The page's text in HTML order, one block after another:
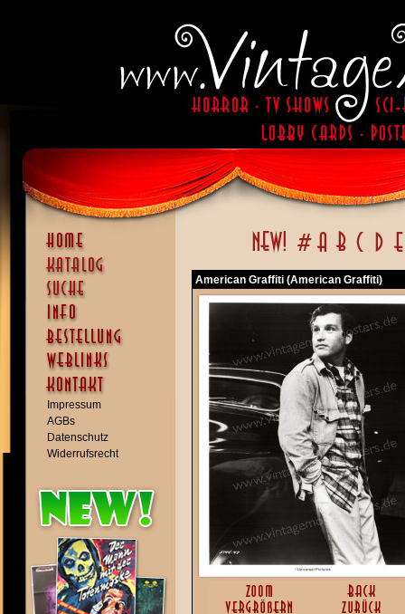
Impressum
AGBs
Datenschutz
Widerrufsrecht
American Graffiti (American Graffiti)